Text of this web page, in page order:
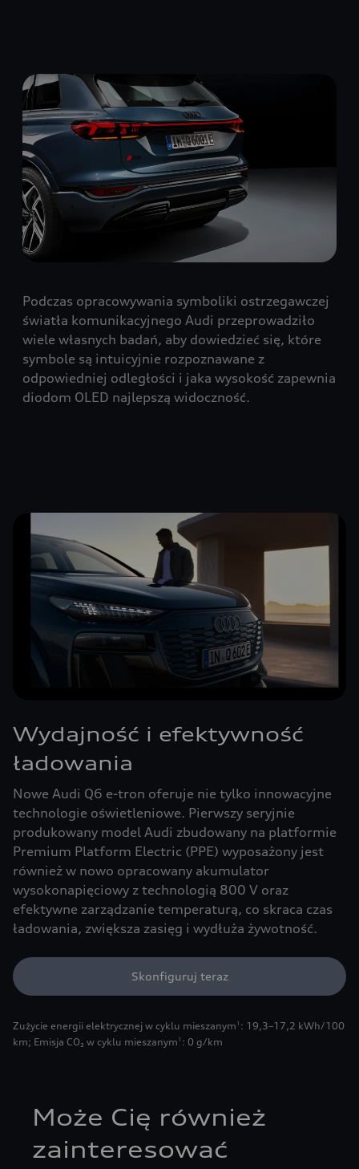
Podczas opracowywania symboliki ostrzegawczej
światła komunikacyjnego Audi przeprowadziło
wiele własnych badań, aby dowiedzieć się, które
symbole są intuicyjnie rozpoznawane z
odpowiedniej odległości i jaka wysokość zapewnia
diodom OLED najlepszą widoczność.
Wydajność i efektywność
ładowania
Nowe Audi Q6 e-tron oferuje nie tylko innowacyjne
technologie oświetleniowe. Pierwszy seryjnie
produkowany model Audi zbudowany na platformie
Premium Platform Electric (PPE) wyposażony jest
również w nowo opracowany akumulator
wysokonapięciowy z technologią 800 V oraz
efektywne zarządzanie temperaturą, co skraca czas
ładowania, zwiększa zasięg i wydłuża żywotność.
Skonfiguruj teraz
Zużycie energii elektrycznej w cyklu mieszanym 1 : 19,3–17,2 kWh/100
km; Emisja CO₂ w cyklu mieszanym 1 : 0 g/km
Może Cię również
zainteresować